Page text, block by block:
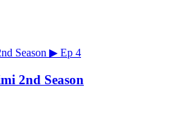
▶ Ep 4
2nd Season